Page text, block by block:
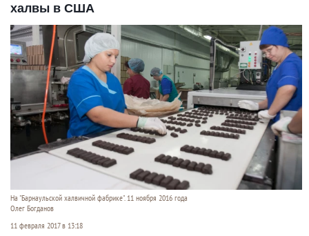
халвы в США
На "Барнаульской халвичной фабрике". 11 ноября 2016 года
Олег Богданов
11 февраля 2017 в 13:18